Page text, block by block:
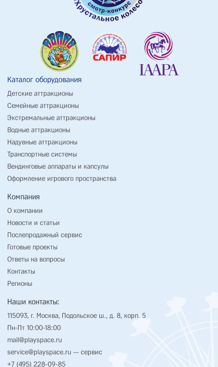
Каталог оборудования
Детские аттракционы
Семейные аттракционы
Экстремальные аттракционы
Водные аттракционы
Надувные аттракционы
Транспортные системы
Вендинговые аппараты и капсулы
Оформление игрового пространства
Компания
О компании
Новости и статьи
Послепродажный сервис
Готовые проекты
Ответы на вопросы
Контакты
Регионы
Наши контакты:
115093, г. Москва, Подольское ш., д. 8, корп. 5
Пн-Пт 10:00-18:00
mail@playspace.ru
service@playspace.ru — сервис
+7 (495) 228-09-85